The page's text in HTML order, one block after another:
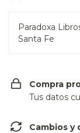
Paradoxa
Santa Fe
Compra
Tus datos
Cambios y